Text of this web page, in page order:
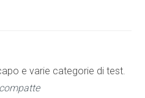
e varie categorie di test.